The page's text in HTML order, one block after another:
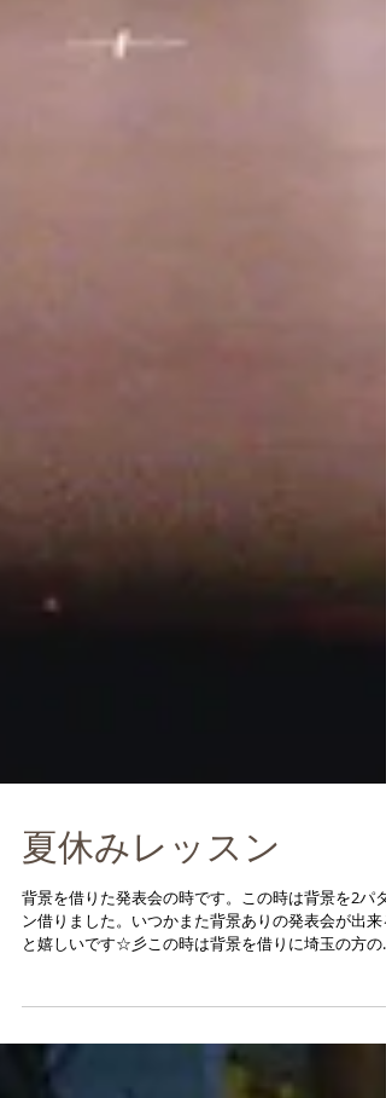
夏休みレッスン
背景を借りた発表会の時です。この時は背景を2パタ
道具屋さんまで行ったりしました。 夏休みになりま
休2日で私も指導に当たりま...